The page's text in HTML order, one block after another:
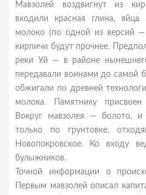
Мавзолей воздвигнут из
входили красная глина,
молоко (по одной из версий —
кирпичи будут прочнее.
реки Уй — в районе
передавали воинами до самой
обжигали по древней
молока. Памятнику присвоен
Вокруг мавзолея — болото,
только по грунтовке,
Новопокровское. Ко входу
булыжников.
Точной информации о
Первым мавзолей описал